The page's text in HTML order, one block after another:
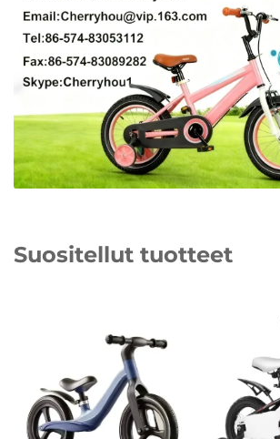
Suositellut tuotteet